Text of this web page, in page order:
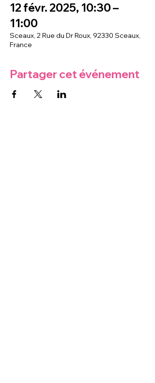
12 févr. 2025, 10:30 –
11:00
Sceaux, 2 Rue du Dr Roux, 92330 Sceaux,
France
Partager cet événement